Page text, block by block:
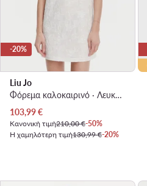
-20%
Liu Jo
Φόρεμα καλοκαιρινό · Λευκό · Mini
Τρέχουσα τιμή
103,99€
Κανονική τιμή210,00 €-50%
Η χαμηλότερη τιμή130,99 €-20%